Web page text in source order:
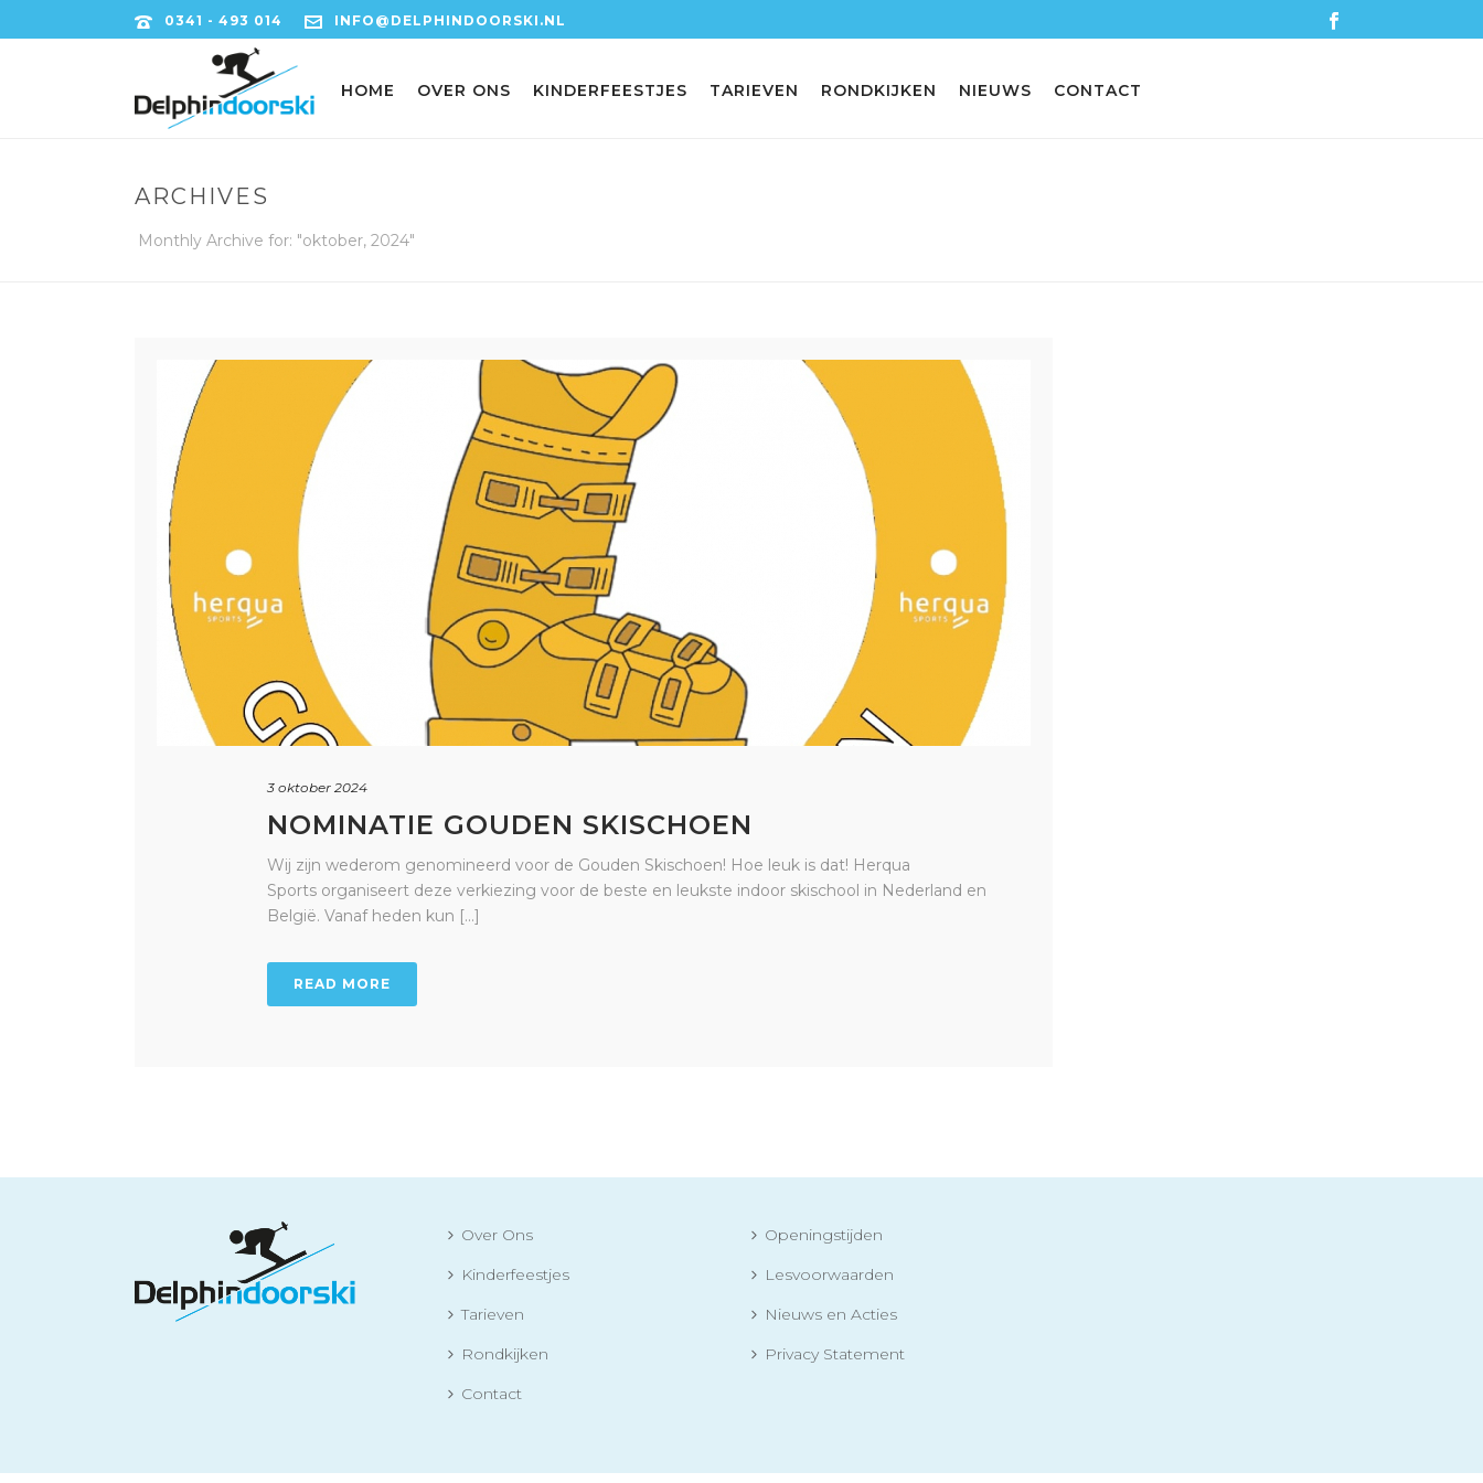
0341 - 493 014 INFO@DELPHINDOORSKI.NL
HOME OVER ONS KINDERFEESTJES TARIEVEN RONDKIJKEN NIEUWS CONTACT
ARCHIVES
Monthly Archive for: "oktober, 2024"
3 oktober 2024
NOMINATIE GOUDEN SKISCHOEN
Wij zijn wederom genomineerd voor de Gouden Skischoen! Hoe leuk is dat! Herqua
Sports organiseert deze verkiezing voor de beste en leukste indoor skischool in Nederland en
België. Vanaf heden kun [...]
READ MORE
Over Ons
Kinderfeestjes
Tarieven
Rondkijken
Contact
Openingstijden
Lesvoorwaarden
Nieuws en Acties
Privacy Statement